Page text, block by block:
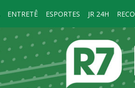
ENTRETÊ ESPORTES JR 24H